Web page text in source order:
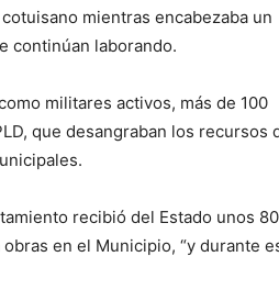
mientras encabezaba un
continúan laborando.
militares activos, más de 100
que desangraban los recursos
recibió del Estado unos 80
en el Municipio, “y durante